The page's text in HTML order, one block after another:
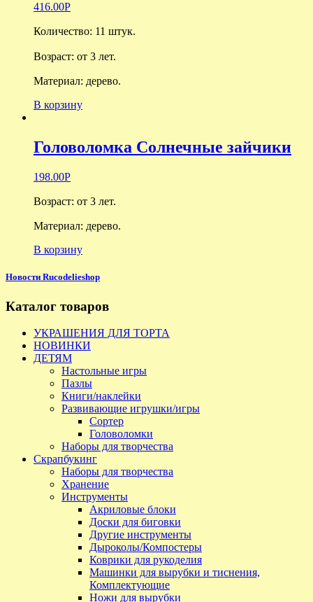
416.00Р
Количество: 11 штук.
Возраст: от 3 лет.
Материал: дерево.
В корзину
Головоломка Солнечные зайчики
198.00Р
Возраст: от 3 лет.
Материал: дерево.
В корзину
Новости Rucodelieshop
Каталог товаров
УКРАШЕНИЯ ДЛЯ ТОРТА
НОВИНКИ
ДЕТЯМ
Настольные игры
Пазлы
Книги/наклейки
Развивающие игрушки/игры
Сортер
Головоломки
Наборы для творчества
Скрапбукинг
Наборы для творчества
Хранение
Инструменты
Акриловые блоки
Доски для биговки
Другие инструменты
Дыроколы/Компостеры
Коврики для рукоделия
Машинки для вырубки и тиснения,
Комплектующие
Ножи для вырубки